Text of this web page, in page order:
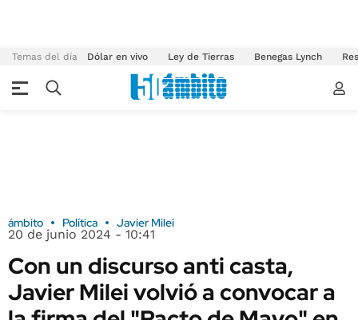
Temas del día Dólar en vivo Ley de Tierras Benegas Lynch
ámbito Política Javier Milei
20 de junio 2024 - 10:41
Con un discurso anti casta,
Javier Milei volvió a convocar a